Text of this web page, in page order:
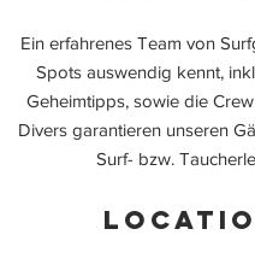
Ein erfahrenes Team von
Spots auswendig kennt,
Geheimtipps, sowie die
Divers garantieren unseren
Surf- bzw.